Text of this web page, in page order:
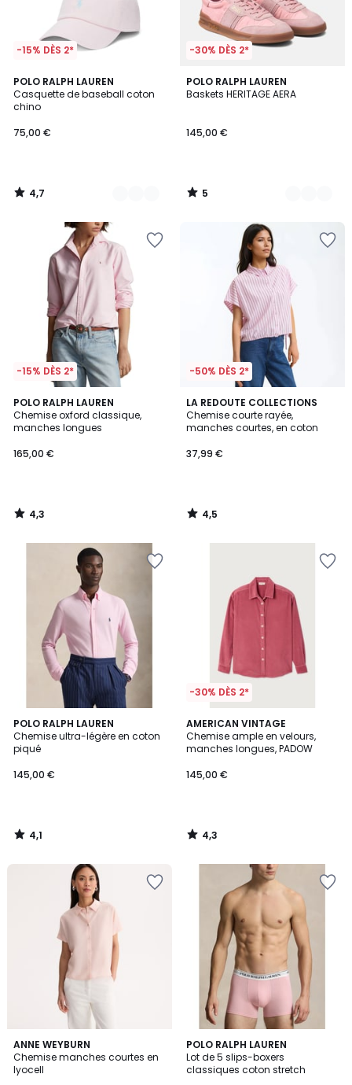
-15% DÈS 2*
POLO RALPH LAUREN
Casquette de baseball coton
chino
75,00 €
4,7
/ 5
10
Couleurs
4,7
/
-30% DÈS 2*
POLO RALPH LAUREN
Baskets HERITAGE AERA
145,00 €
5
/
2
Couleurs
5
/
-15% DÈS 2*
POLO RALPH LAUREN
Chemise oxford classique,
manches longues
165,00 €
4,3
/ 5
4,3
/
-50% DÈS 2*
LA REDOUTE COLLECTIONS
Chemise courte rayée,
manches courtes, en coton
37,99 €
4,5
/ 5
4,5
/
POLO RALPH LAUREN
Chemise ultra-légère en coton
piqué
145,00 €
4,1
/ 5
4,1
/
-30% DÈS 2*
AMERICAN VINTAGE
Chemise ample en velours,
manches longues, PADOW
145,00 €
4,3
/ 5
4,3
/
ANNE WEYBURN
Chemise manches courtes en
lyocell
4
/
5
POLO RALPH LAUREN
Lot de 5 slips-boxers
classiques coton stretch
4,4
/ 5